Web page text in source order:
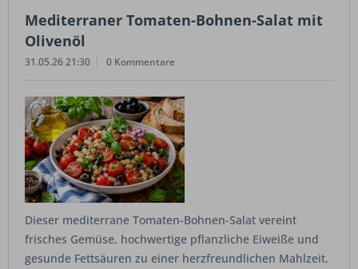
Mediterraner Tomaten-Bohnen-Salat mit
Olivenöl
31.05.26 21:30 0 Kommentare
Dieser mediterrane Tomaten-Bohnen-Salat vereint
frisches Gemüse, hochwertige pflanzliche Eiweiße und
gesunde Fettsäuren zu einer herzfreundlichen Mahlzeit.